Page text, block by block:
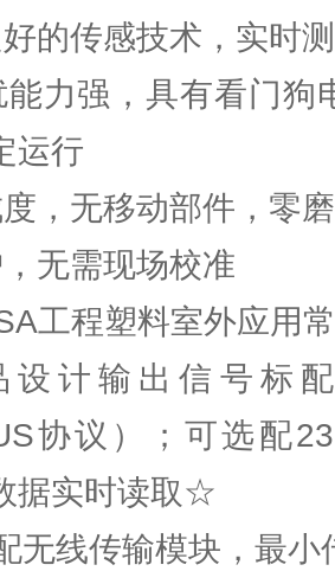
的传感技术，实时
力强，具有看门狗
运行
，无移动部件，零
无需现场校准
工程塑料室外应用
设计输出信号标
协议）；可选配
据实时读取☆
无线传输模块，最小